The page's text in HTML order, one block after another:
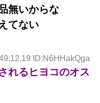
無いからな
てない
ID:N6HHakQga
れるヒヨコのオス